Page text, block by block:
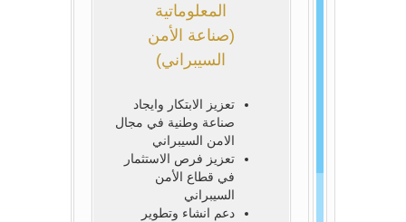
المعلوماتية
(صناعة الأمن
السيبراني)
تعزيز الابتكار وايجاد
صناعة وطنية في مجال
الامن السيبراني
تعزيز فرص الاستثمار
في قطاع الأمن
السيبراني
دعم انشاء وتطوير